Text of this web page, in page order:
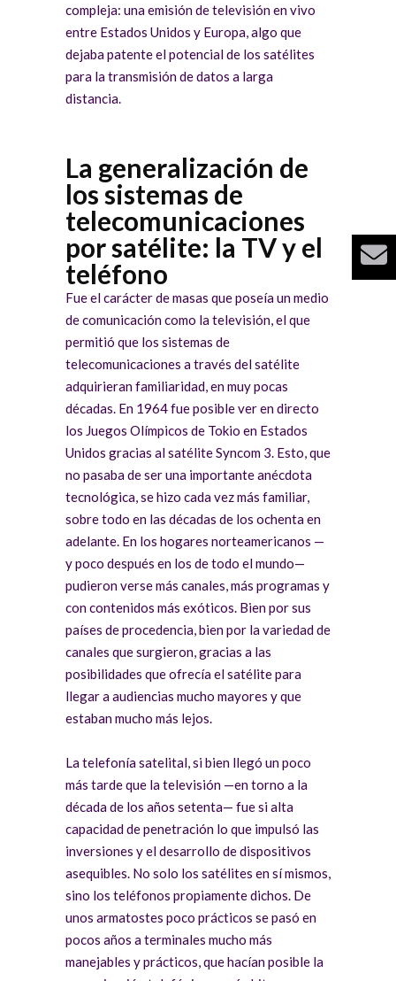
compleja: una emisión de televisión en vivo
entre Estados Unidos y Europa, algo que
dejaba patente el potencial de los satélites
para la transmisión de datos a larga
distancia.
La generalización de
los sistemas de
telecomunicaciones
por satélite: la TV y el
teléfono
Fue el carácter de masas que poseía un medio
de comunicación como la televisión, el que
permitió que los sistemas de
telecomunicaciones a través del satélite
adquirieran familiaridad, en muy pocas
décadas. En 1964 fue posible ver en directo
los Juegos Olímpicos de Tokio en Estados
Unidos gracias al satélite Syncom 3. Esto, que
no pasaba de ser una importante anécdota
tecnológica, se hizo cada vez más familiar,
sobre todo en las décadas de los ochenta en
adelante. En los hogares norteamericanos —
y poco después en los de todo el mundo—
pudieron verse más canales, más programas y
con contenidos más exóticos. Bien por sus
países de procedencia, bien por la variedad de
canales que surgieron, gracias a las
posibilidades que ofrecía el satélite para
llegar a audiencias mucho mayores y que
estaban mucho más lejos.
La telefonía satelital, si bien llegó un poco
más tarde que la televisión —en torno a la
década de los años setenta— fue si alta
capacidad de penetración lo que impulsó las
inversiones y el desarrollo de dispositivos
asequibles. No solo los satélites en sí mismos,
sino los teléfonos propiamente dichos. De
unos armatostes poco prácticos se pasó en
pocos años a terminales mucho más
manejables y prácticos, que hacían posible la